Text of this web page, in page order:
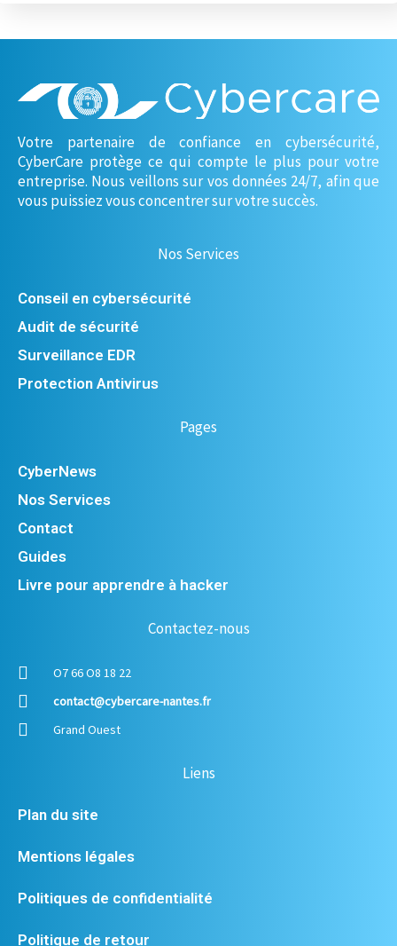
Votre partenaire de confiance en cybersécurité,
CyberCare protège ce qui compte le plus pour votre
entreprise. Nous veillons sur vos données 24/7, afin que
vous puissiez vous concentrer sur votre succès.
Nos Services
Conseil en cybersécurité
Audit de sécurité
Surveillance EDR
Protection Antivirus
Pages
CyberNews
Nos Services
Contact
Guides
Livre pour apprendre à hacker
Contactez-nous
O7 66 O8 18 22
contact@cybercare-nantes.fr
Grand Ouest
Liens
Plan du site
Mentions légales
Politiques de confidentialité
Politique de retour